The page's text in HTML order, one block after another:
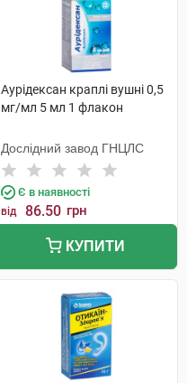
Аурiдексан краплі вушні 0,5
мг/мл 5 мл 1 флакон
Дослідний завод ГНЦЛС
Є в наявності
від 86.50 грн
КУПИТИ